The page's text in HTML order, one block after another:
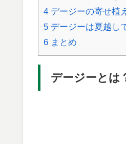
4 デージーの寄せ植
5 デージーは夏越し
6 まとめ
デージーとは